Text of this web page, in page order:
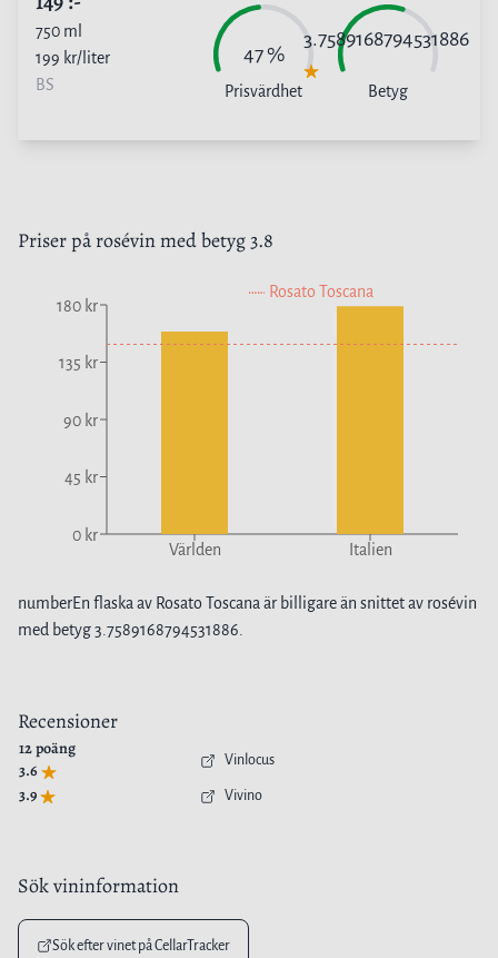
750 ml
199 kr/liter
BS
47%
Prisvärdhet
3.7589168794531886
Betyg
Priser på rosévinmed betyg3.8
0 kr
45 kr
90 kr
135 kr
180 kr
Världen Italien
Rosato Toscana
numberEn flaska av Rosato Toscana är billigareän snittet av rosévin
med betyg3.7589168794531886
Recensioner
12poäng
3.6
Vinlocus
3.9 Vivino
Sök vininformation
Sök efter vinet på CellarTracker